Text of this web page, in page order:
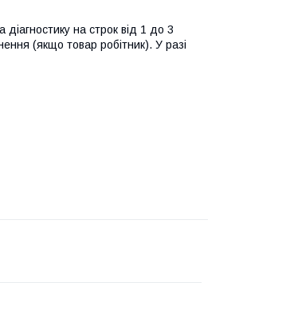
діагностику на строк від 1 до 3
(якщо товар робітник). У разі